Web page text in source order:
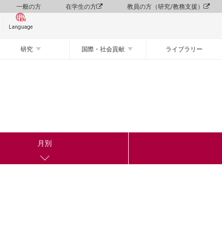
一般の方 在学生の方 教員の方（研究/教務支援）
Language
研究 国際・社会貢献 ライブラリー
月別